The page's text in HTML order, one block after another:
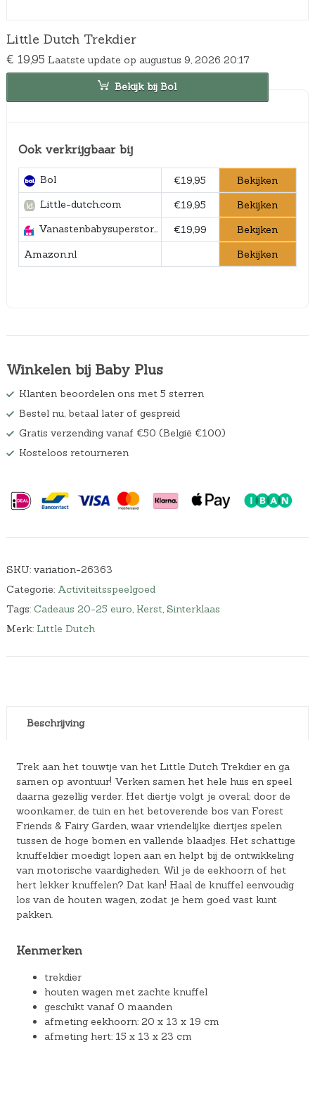
Little Dutch Trekdier
€ 19,95 Laatste update op augustus 9, 2026 20:17
Bekijk bij Bol
Ook verkrijgbaar bij
Bol €19,95
Bekijken
Little-dutch.com
€19,95
Bekijken
Vanastenbabysuperstore.nl
€19,99
Bekijken
Amazon.nl
Bekijken
Winkelen bij Baby Plus
Klanten beoordelen ons met 5 sterren
Bestel nu, betaal later of gespreid
Gratis verzending vanaf €50 (België €100)
Kosteloos retourneren
SKU: variation-26363
Categorie: Activiteitsspeelgoed
Tags: Cadeaus 20-25 euro, Kerst, Sinterklaas
Merk: Little Dutch
Beschrijving
Trek aan het touwtje van het Little Dutch Trekdier en ga
samen op avontuur! Verken samen het hele huis en speel
daarna gezellig verder. Het diertje volgt je overal; door de
woonkamer, de tuin en het betoverende bos van Forest
Friends & Fairy Garden, waar vriendelijke diertjes spelen
tussen de hoge bomen en vallende blaadjes. Het schattige
knuffeldier moedigt lopen aan en helpt bij de ontwikkeling
van motorische vaardigheden. Wil je de eekhoorn of het
hert lekker knuffelen? Dat kan! Haal de knuffel eenvoudig
los van de houten wagen, zodat je hem goed vast kunt
pakken.
Kenmerken
trekdier
houten wagen met zachte knuffel
geschikt vanaf 0 maanden
afmeting eekhoorn: 20 x 13 x 19 cm
afmeting hert: 15 x 13 x 23 cm